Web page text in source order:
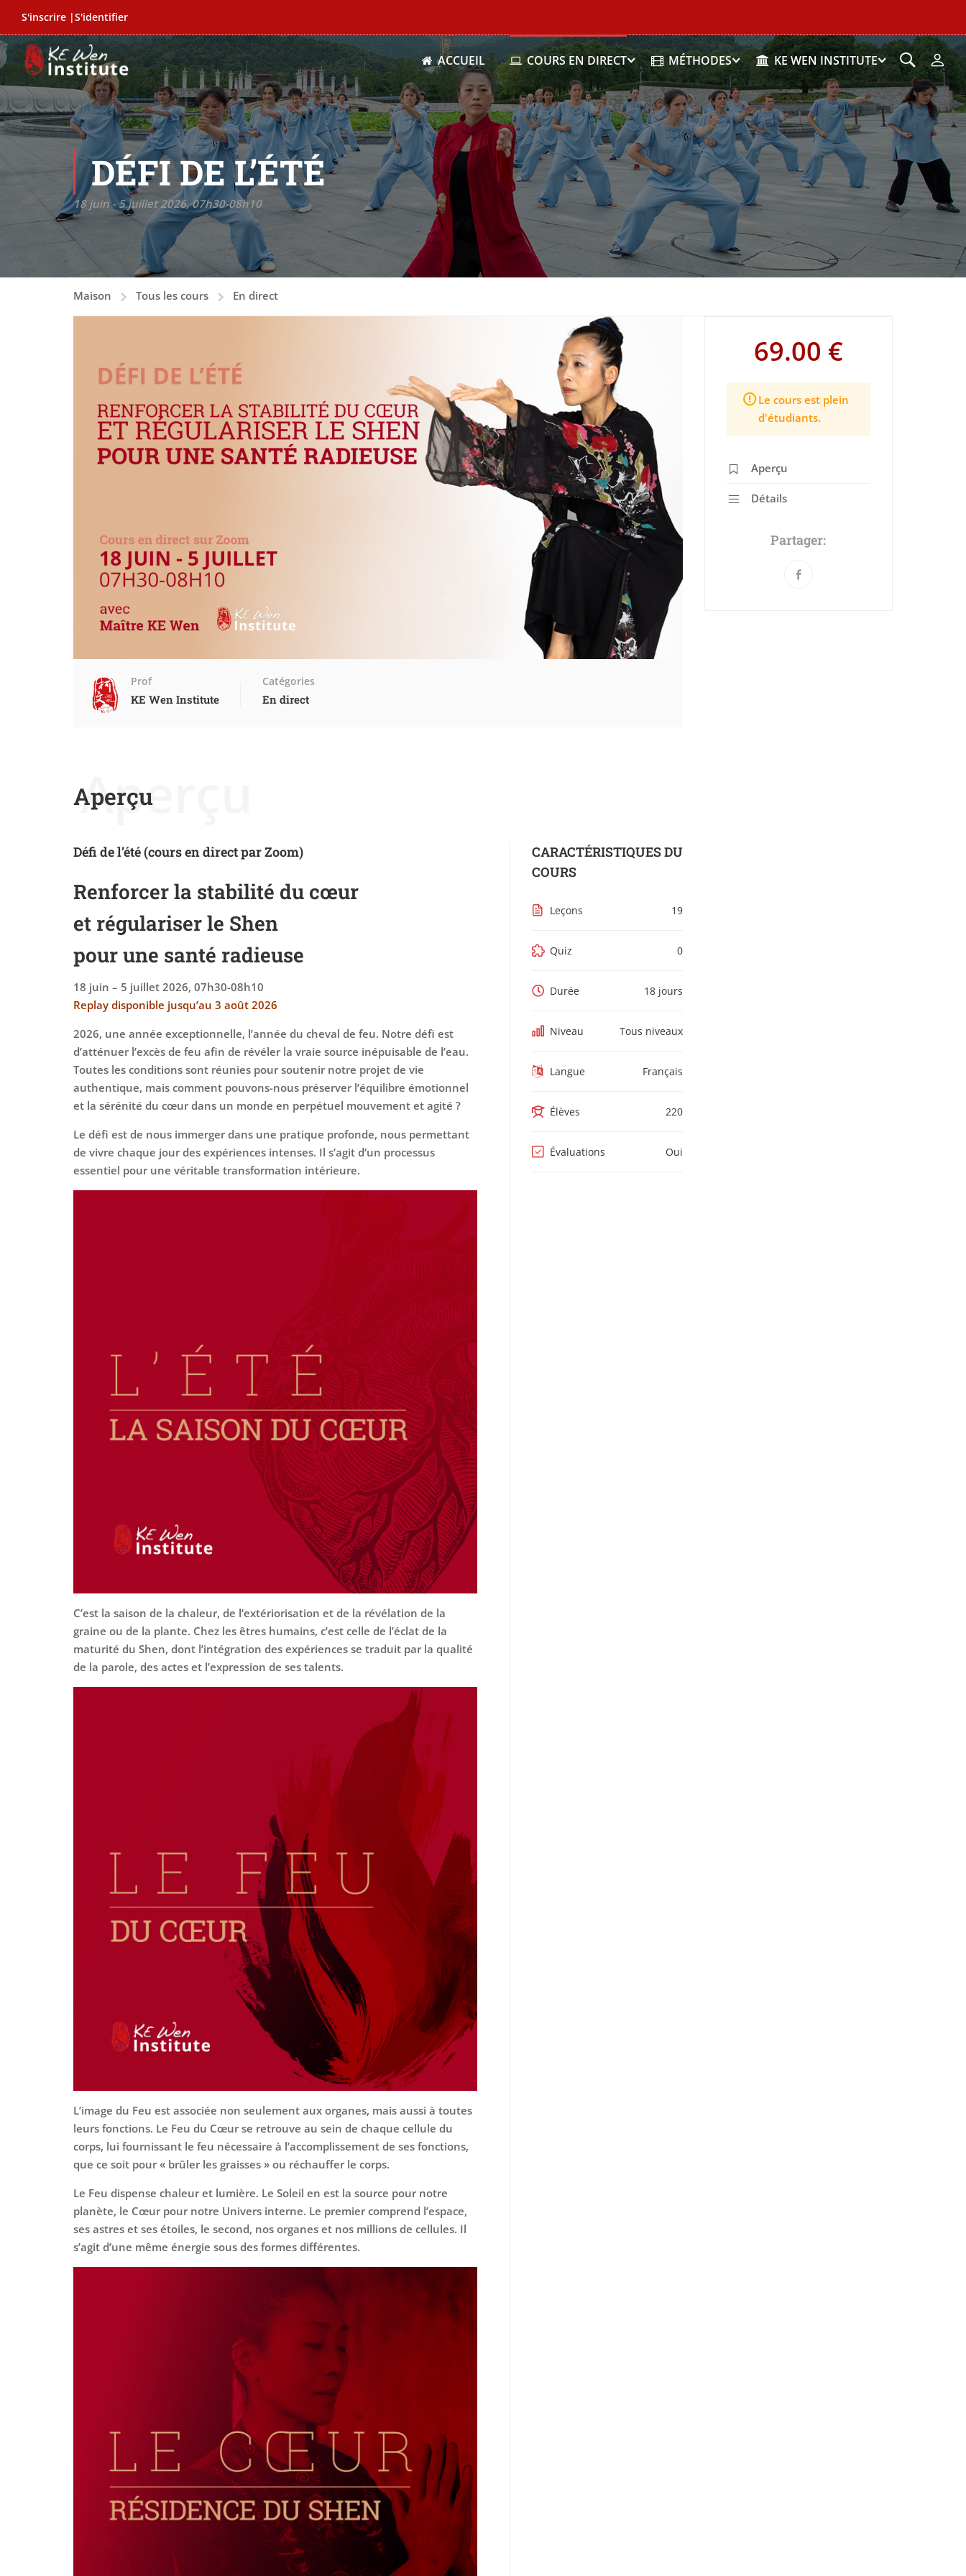
S'inscrire |S'identifier
ACCUEIL COURS EN DIRECT MÉTHODES KE WEN INSTITUTE
DÉFI DE L’ÉTÉ
18 juin - 5 juillet 2026, 07h30-08h10
Maison Tous les cours En direct
Prof
KE Wen Institute
Catégories
En direct
Aperçu
Aperçu
Défi de l’été (cours en direct par Zoom)
Renforcer la stabilité du cœur
et régulariser le Shen
pour une santé radieuse
18 juin – 5 juillet 2026, 07h30-08h10
Replay disponible jusqu’au 3 août 2026
2026, une année exceptionnelle, l’année du cheval de feu. Notre défi est
d’atténuer l’excès de feu afin de révéler la vraie source inépuisable de l’eau.
Toutes les conditions sont réunies pour soutenir notre projet de vie
authentique, mais comment pouvons-nous préserver l’équilibre émotionnel
et la sérénité du cœur dans un monde en perpétuel mouvement et agité ?
Le défi est de nous immerger dans une pratique profonde, nous permettant
de vivre chaque jour des expériences intenses. Il s’agit d’un processus
essentiel pour une véritable transformation intérieure.
C’est la saison de la chaleur, de l’extériorisation et de la révélation de la
graine ou de la plante. Chez les êtres humains, c’est celle de l’éclat de la
maturité du Shen, dont l’intégration des expériences se traduit par la qualité
de la parole, des actes et l’expression de ses talents.
L’image du Feu est associée non seulement aux organes, mais aussi à toutes
leurs fonctions. Le Feu du Cœur se retrouve au sein de chaque cellule du
corps, lui fournissant le feu nécessaire à l’accomplissement de ses fonctions,
que ce soit pour « brûler les graisses » ou réchauffer le corps.
Le Feu dispense chaleur et lumière. Le Soleil en est la source pour notre
planète, le Cœur pour notre Univers interne. Le premier comprend l’espace,
ses astres et ses étoiles, le second, nos organes et nos millions de cellules. Il
s’agit d’une même énergie sous des formes différentes.
CARACTÉRISTIQUES DU
COURS
Leçons 19
Quiz 0
Durée 18 jours
Niveau Tous niveaux
Langue Français
Élèves 220
Évaluations Oui
69.00 €
Le cours est plein
d'étudiants.
Aperçu
Détails
Partager: